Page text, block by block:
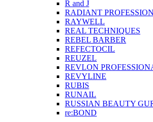
R and J
RADIANT
RAYWELL
REAL TECHNIQUES
REBEL BARBER
REFECTOCIL
REUZEL
REVLON
REVYLINE
RUBIS
RUNAIL
RUSSIAN BEAUTY
re:BOND